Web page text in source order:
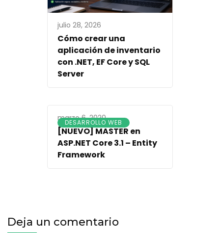
julio 28, 2026
Cómo crear una
aplicación de inventario
con .NET, EF Core y SQL
Server
DESARROLLO WEB
marzo 6, 2020
[NUEVO] MASTER en
ASP.NET Core 3.1 – Entity
Framework
Deja un comentario